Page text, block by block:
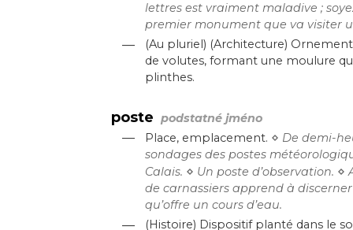
lettres est vraiment maladive ;
premier monument que va visiter
—
(Au pluriel) (Architecture)
de volutes, formant une moulure
plinthes.
poste podstatné jméno
— Place, emplacement. ⋄ De demi-
sondages des postes
Calais. ⋄ Un poste d’observation. ⋄
de carnassiers apprend à
qu’offre un cours d’eau.
—
(Histoire) Dispositif planté dans le